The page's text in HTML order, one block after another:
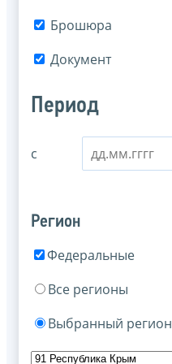
Брошюра
Документ
Период
с
Регион
Федеральные
Все регионы
Выбранный регион